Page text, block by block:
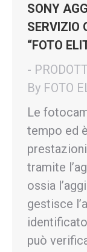
SONY
SERVIZIO
“FOTO
-
By FOTO
Le
tempo ed
tramite
ossia
gestisce
può